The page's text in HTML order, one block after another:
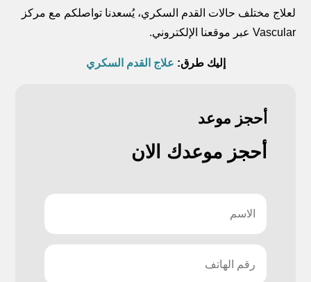
أحجز موعد
أحجز موعدك الان
لعلاج مختلف حالات القدم السكري، يُسعدنا تواصلكم مع مركز
Vascular عبر موقعنا الإلكتروني.
إليك طرق: علاج القدم السكري